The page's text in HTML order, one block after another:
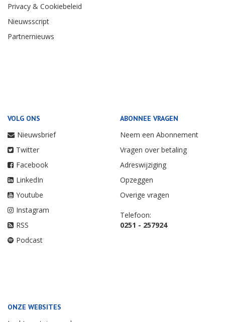
Privacy & Cookiebeleid
Nieuwsscript
Partnernieuws
VOLG ONS
Nieuwsbrief
Twitter
Facebook
LinkedIn
Youtube
Instagram
RSS
Podcast
ABONNEE VRAGEN
Neem een Abonnement
Vragen over betaling
Adreswijziging
Opzeggen
Overige vragen
Telefoon:
0251 - 257924
ONZE WEBSITES